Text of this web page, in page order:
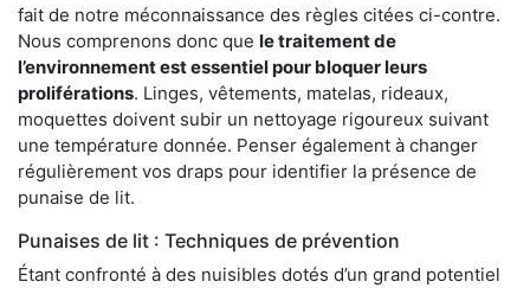
fait de notre méconnaissance des règles citées ci-contre.
Nous comprenons donc que le traitement de
l’environnement est essentiel pour bloquer leurs
proliférations. Linges, vêtements, matelas, rideaux,
moquettes doivent subir un nettoyage rigoureux suivant
une température donnée. Penser également à changer
régulièrement vos draps pour identifier la présence de
punaise de lit.
Punaises de lit : Techniques de prévention
Étant confronté à des nuisibles dotés d’un grand potentiel